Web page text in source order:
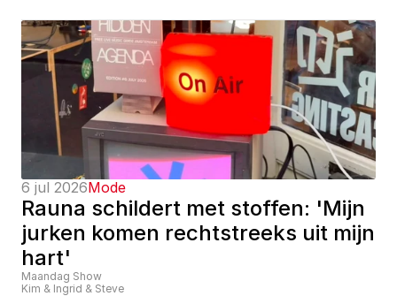
6 jul 2026Mode
Rauna schildert met stoffen: 'Mijn
jurken komen rechtstreeks uit mijn
hart'
Maandag Show
Kim & Ingrid & Steve